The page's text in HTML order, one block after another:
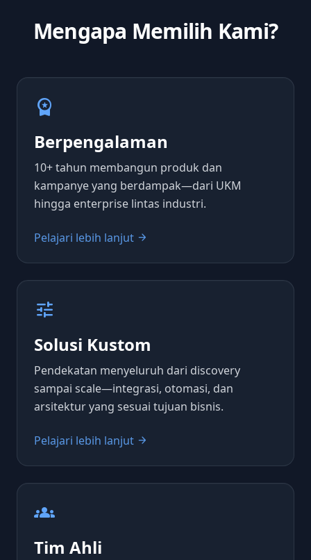
Mengapa Memilih Kami?
workspace_premium
Berpengalaman
10+ tahun membangun produk dan
kampanye yang berdampak—dari UKM
hingga enterprise lintas industri.
Pelajari lebih lanjut arrow_forward
tune
Solusi Kustom
Pendekatan menyeluruh dari discovery
sampai scale—integrasi, otomasi, dan
arsitektur yang sesuai tujuan bisnis.
Pelajari lebih lanjut arrow_forward
groups
Tim Ahli